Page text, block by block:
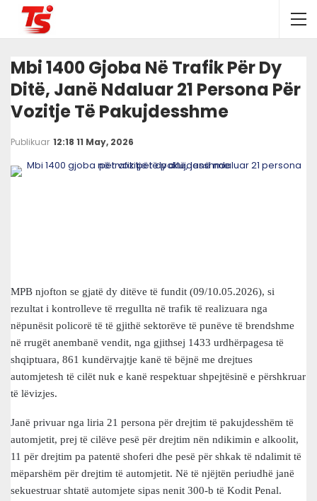
Mbi 1400 Gjoba Në Trafik Për Dy
Ditë, Janë Ndaluar 21 Persona Për
Vozitje Të Pakujdesshme
Publikuar 12:18 11 May, 2026
MPB njofton se gjatë dy ditëve të fundit (09/10.05.2026), si
rezultat i kontrolleve të rregullta në trafik të realizuara nga
nëpunësit policorë të të gjithë sektorëve të punëve të brendshme
në rrugët anembanë vendit, nga gjithsej 1433 urdhërpagesa të
shqiptuara, 861 kundërvajtje kanë të bëjnë me drejtues
automjetesh të cilët nuk e kanë respektuar shpejtësinë e përshkruar
të lëvizjes.
Janë privuar nga liria 21 persona për drejtim të pakujdesshëm të
automjetit, prej të cilëve pesë për drejtim nën ndikimin e alkoolit,
11 për drejtim pa patentë shoferi dhe pesë për shkak të ndalimit të
mëparshëm për drejtim të automjetit. Në të njëjtën periudhë janë
sekuestruar shtatë automjete sipas nenit 300-b të Kodit Penal.